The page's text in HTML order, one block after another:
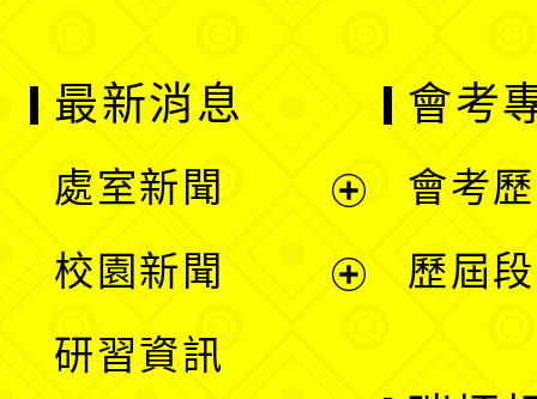
最新消息
處室新聞
校園新聞
研習資訊
會考
會考
歷屆